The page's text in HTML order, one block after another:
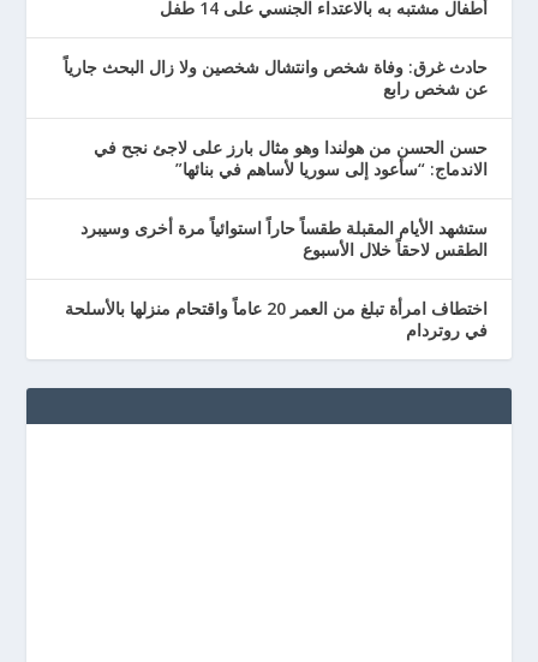
أطفال مشتبه به بالاعتداء الجنسي على 14 طفل
حادث غرق: وفاة شخص وانتشال شخصين ولا زال البحث جارياً
عن شخص رابع
حسن الحسن من هولندا وهو مثال بارز على لاجئ نجح في
الاندماج: “سأعود إلى سوريا لأساهم في بنائها”
ستشهد الأيام المقبلة طقساً حاراً استوائياً مرة أخرى وسيبرد
الطقس لاحقاً خلال الأسبوع
اختطاف امرأة تبلغ من العمر 20 عاماً واقتحام منزلها بالأسلحة
في روتردام